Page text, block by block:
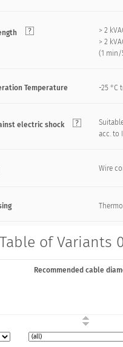
> 2
> 2
(1 min/
Temperature -25 °C
electric shock
acc. to
Wire
of Variants
Recommended cable